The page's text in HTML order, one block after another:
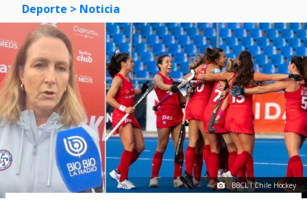
Deporte > Noticia
BBCL I Chile Hockey